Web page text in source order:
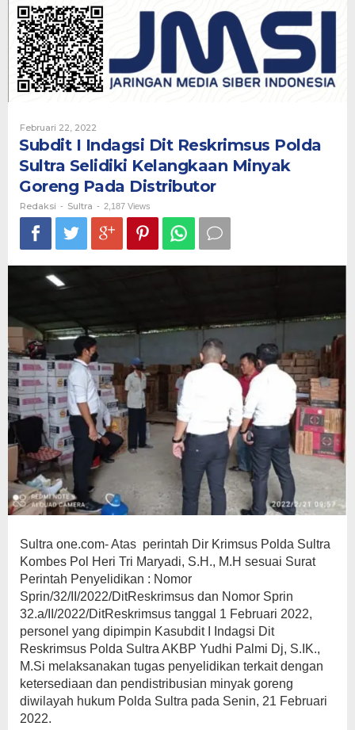
Reskrimsus
Sultra
Selidiki
Kelangkaan
Minyak
Distributor
Februari 22, 2022
Redaksi
Subdit I Indagsi Dit Reskrimsus Polda
Sultra Selidiki Kelangkaan Minyak
Goreng Pada Distributor
Redaksi - Sultra - 2,187 Views
Sultra one.com- Atas perintah Dir Krimsus Polda Sultra
Kombes Pol Heri Tri Maryadi, S.H., M.H sesuai Surat
Perintah Penyelidikan : Nomor
Sprin/32/II/2022/DitReskrimsus dan Nomor Sprin
32.a/II/2022/DitReskrimsus tanggal 1 Februari 2022,
personel yang dipimpin Kasubdit I Indagsi Dit
Reskrimsus Polda Sultra AKBP Yudhi Palmi Dj, S.IK.,
M.Si melaksanakan tugas penyelidikan terkait dengan
ketersediaan dan pendistribusian minyak goreng
diwilayah hukum Polda Sultra pada Senin, 21 Februari
2022.